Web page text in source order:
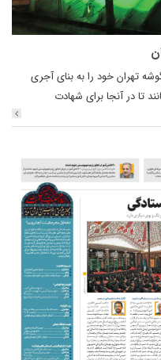
تهران خود را به بنای آجری
تا در آنجا برای شهادت